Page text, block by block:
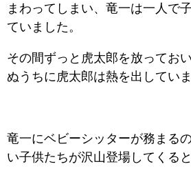
まわってしまい、竜一は一人で
ていました。
その間ずっと虎太郎を放ってお
ぬうちに虎太郎は熱を出していま
竜一にベビーシッターが務まる
い子供たちが沢山登場してくる